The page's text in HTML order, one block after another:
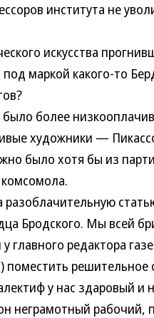
института не
искусства
маркой какого-то
более
художники —
было хотя бы из
Бродского. Мы всей
главного редактора
поместить
у нас здаровый
неграмотный рабочий,